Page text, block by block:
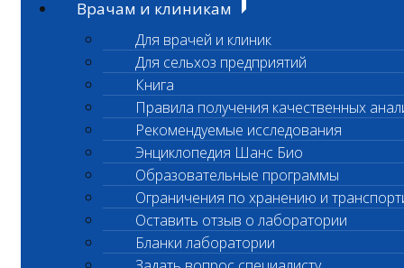
Врачам и клиникам
Для врачей и клиник
Для сельхоз предприятий
Книга
Правила получения качественных
Рекомендуемые исследования
Энциклопедия Шанс Био
Образовательные программы
Ограничения по хранению и
Оставить отзыв о лаборатории
Бланки лаборатории